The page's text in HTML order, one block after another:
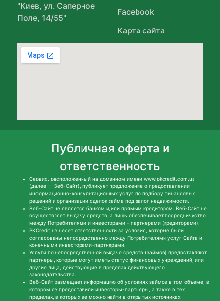
"Киев, ул. Саперное
Поле, 14/55"
Facebook
Карта сайта
Публичная оферта и
ответственность
Сервис, расположенный на доменном имени www.pkcredit.com.ua
(далее — Веб-Сайт), публикует предложение о предоставлении
информационно-консультационных услуг по подбору финансовых
решений и организации сделок займа под залог недвижимости.
Веб-Сайт не является банком и/или прямым кредитором. Веб-Сайт не
осуществляет выдачу средств, а лишь обеспечивает посредничество
между Потребителями и инвесторами – партнерами (кредиторами).
PKCredit не несет ответственности за условия, которые были
согласованы непосредственно между Потребителями услуг Сайта и
конечными инвесторами-партнерами.
Услуги по непосредственной выдаче средств (займов) предоставляют
партнеры, которые могут иметь статус финансовых учреждений, или
другие лица, действующие в пределах действующего
законодательства.
Веб-Сайт размещает информацию об условиях займов в том объеме, в
котором ее предоставили инвесторы-партнеры, а также в тех
пределах, в которых ее можно найти в открытых источниках.